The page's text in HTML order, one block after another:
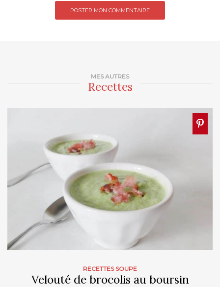
MES AUTRES
Recettes
RECETTES SOUPE
Velouté de brocolis au boursin